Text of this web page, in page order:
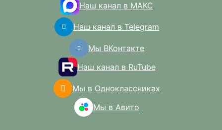
Наш канал в МАКС
Наш канал в Telegram
Мы ВКонтакте
Наш канал в RuTube
Мы в Одноклассниках
Мы в Авито